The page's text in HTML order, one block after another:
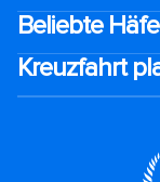
Beliebte
Kreuzfahrt